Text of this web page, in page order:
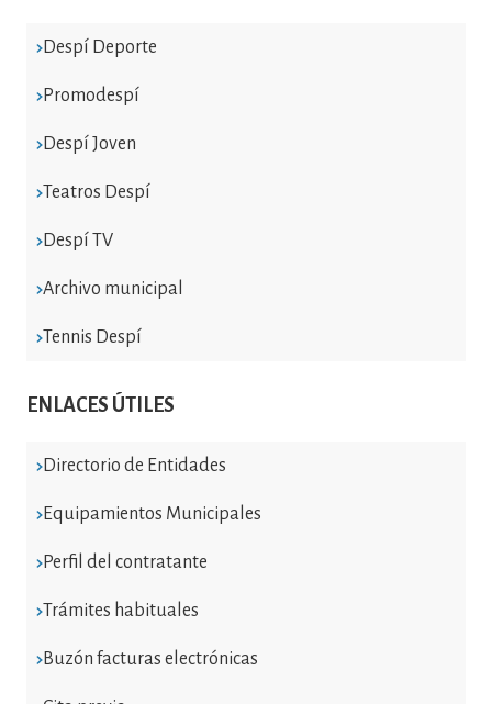
Despí Deporte
Promodespí
Despí Joven
Teatros Despí
Despí TV
Archivo municipal
Tennis Despí
ENLACES ÚTILES
Directorio de Entidades
Equipamientos Municipales
Perfil del contratante
Trámites habituales
Buzón facturas electrónicas